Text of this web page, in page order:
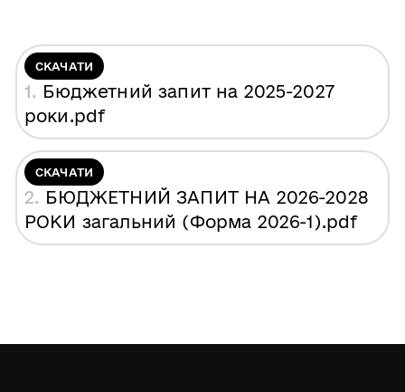
СКАЧАТИ
1. Бюджетний запит на 2025-2027
роки.pdf
СКАЧАТИ
2. БЮДЖЕТНИЙ ЗАПИТ НА 2026-2028
РОКИ загальний (Форма 2026-1).pdf